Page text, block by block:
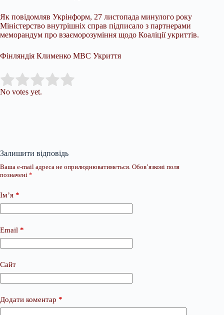
Як повідомляв Укрінформ, 27 листопада минулого року
Міністерство внутрішніх справ підписало з партнерами
меморандум про взаєморозуміння щодо Коаліції укриттів.
Фінляндія Клименко МВС Укриття
Rate this item:
No votes yet.
Залишити відповідь
Ваша e-mail адреса не оприлюднюватиметься. Обов’язкові поля
позначені *
Ім’я *
Email *
Сайт
Додати коментар *